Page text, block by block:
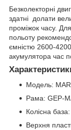
Безколекторні
здатні долати
проміжок часу.
польоту
ємністю 2600-
акумулятора час
Модель:
Рама: GEP-
Колісна
Верхня